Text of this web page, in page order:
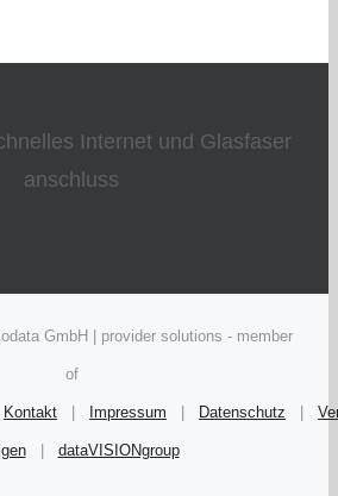
GmbH | provider solutions - member
of
Kontakt Impressum Datenschutz
| dataVISIONgroup